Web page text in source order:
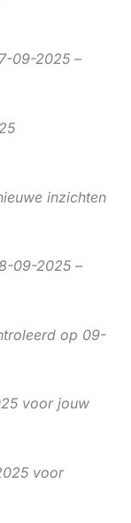
09-2025 –
inzichten
09-2025 –
op 09-
voor jouw
voor